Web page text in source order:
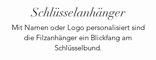
Schlüsselanhänger
Mit Namen oder Logo personalisiert sind
die Filzanhänger ein Blickfang am
Schlüsselbund.